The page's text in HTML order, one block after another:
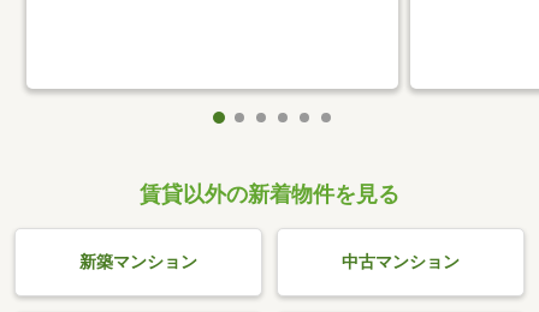
賃貸以外の新着物件を見る
新築マンション 中古マンション